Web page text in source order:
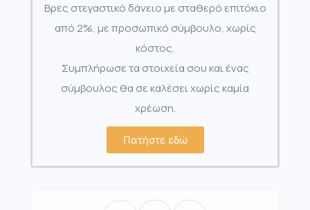
Βρες στεγαστικό δάνειο με σταθερό επιτόκιο
από 2%, με προσωπικό σύμβουλο, χωρίς
κόστος.
Συμπλήρωσε τα στοιχεία σου και ένας
σύμβουλος θα σε καλέσει χωρίς καμία
χρέωση.
Πατήστε εδώ